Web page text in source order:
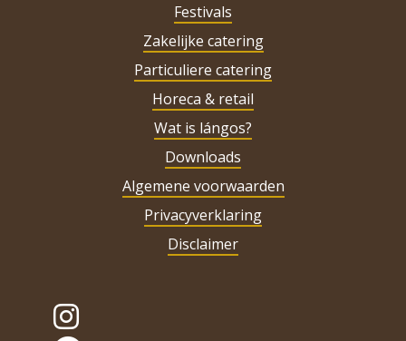
Festivals
Zakelijke catering
Particuliere catering
Horeca & retail
Wat is lángos?
Downloads
Algemene voorwaarden
Privacyverklaring
Disclaimer